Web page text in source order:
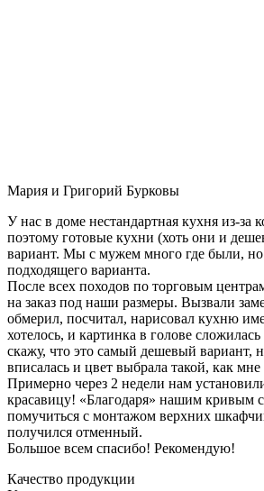
Мария и Григорий Бурковы
У нас в доме нестандартная кухня из-за
поэтому готовые кухни (хоть они и
вариант. Мы с мужем много где были,
подходящего варианта.
После всех походов по торговым
на заказ под наши размеры. Вызвали
обмерил, посчитал, нарисовал кухню
хотелось, и картинка в голове
скажу, что это самый дешевый вариант,
вписалась и цвет выбрала такой, как мне
Примерно через 2 недели нам
красавицу! «Благодаря» нашим кривым
помучиться с монтажом верхних
получился отменный.
Большое всем спасибо! Рекомендую!
Качество продукции